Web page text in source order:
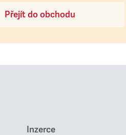
Přejít do obchodu
Inzerce